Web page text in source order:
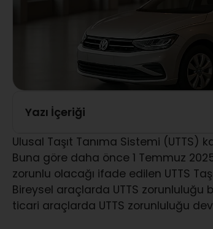
Yazı İçeriği
Ulusal Taşıt Tanıma Sistemi
Buna göre daha önce 1 Temmuz
zorunlu olacağı ifade edilen UTTS
Bireysel araçlarda UTTS zorunluluğu
ticari araçlarda UTTS zorunluluğu